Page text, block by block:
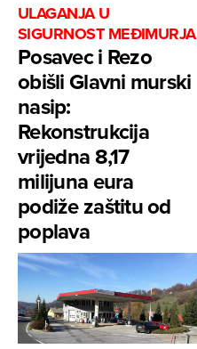
ULAGANJA U
SIGURNOST MEĐIMURJA
Posavec i Rezo
obišli Glavni murski
nasip:
Rekonstrukcija
vrijedna 8,17
milijuna eura
podiže zaštitu od
poplava